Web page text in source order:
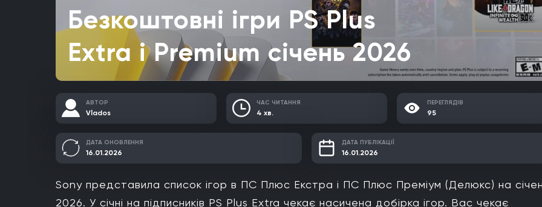
Безкоштовні ігри PS Plus
Extra і Premium січень 2026
АВТОР
Vlados
ЧАС ЧИТАННЯ
4 хв.
ПЕРЕГЛЯДІВ
95
ДАТА ОНОВЛЕННЯ
16.01.2026
ДАТА ПУБЛІКАЦІЇ
16.01.2026
Sony представила список ігор в ПС Плюс Екстра і ПС Плюс Преміум (Делюкс) на
2026. У січні на підписників PS Plus Extra чекає насичена добірка ігор. Вас чекає